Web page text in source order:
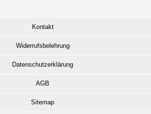
Kontakt
Widerrufsbelehrung
Datenschutzerklärung
AGB
Sitemap